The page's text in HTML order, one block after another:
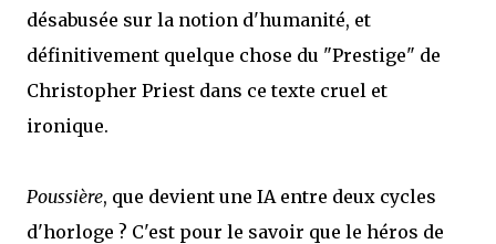
désabusée sur la notion d'humanité, et
définitivement quelque chose du "Prestige" de
Christopher Priest dans ce texte cruel et
ironique.
Poussière, que devient une IA entre deux cycles
d'horloge ? C'est pour le savoir que le héros de